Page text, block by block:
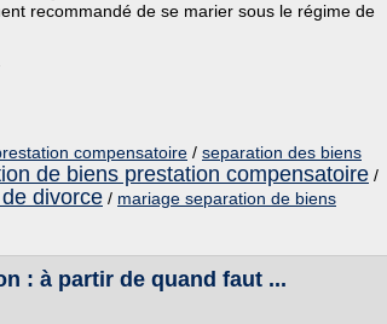
recommandé de se marier sous le régime de
compensatoire / separation des biens
de biens prestation compensatoire /
divorce / mariage separation de biens
: à partir de quand faut ...